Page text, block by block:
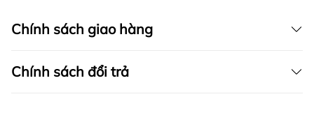
Chính sách giao hàng
Chính sách đổi trả